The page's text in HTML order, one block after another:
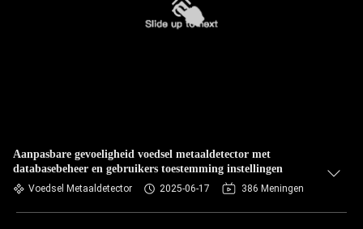
Aanpasbare gevoeligheid voedsel metaaldetector met
databasebeheer en gebruikers toestemming instellingen
Voedsel Metaaldetector 2025-06-17 386 Meningen